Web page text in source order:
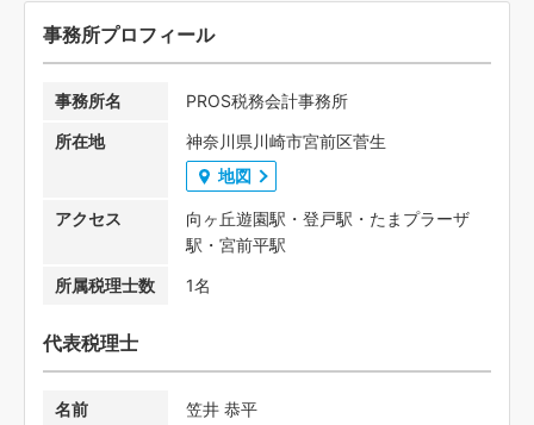
事務所プロフィール
事務所名
PROS税務会計事務所
所在地
神奈川県川崎市宮前区菅生
地図
アクセス
向ヶ丘遊園駅・登戸駅・たまプラーザ
駅・宮前平駅
所属税理士数
1名
代表税理士
名前 笠井 恭平